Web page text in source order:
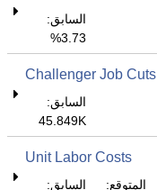
السابق:
3.73%
Challenger Job Cuts
السابق:
45.849K
Unit Labor Costs
المتوقع:
السابق: